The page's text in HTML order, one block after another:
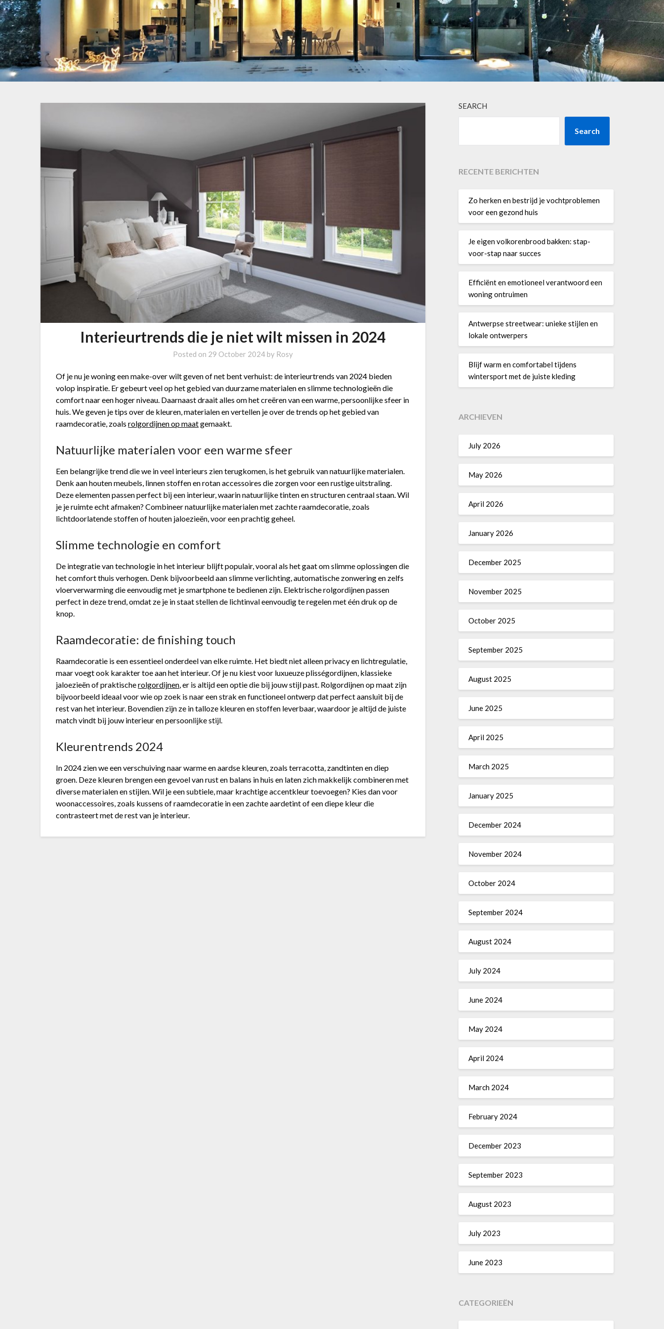
Interieurtrends die je niet wilt missen in 2024
Posted on 29 October 2024by Rosy
Of je nu je woning een make-over wilt geven of net bent verhuist: de interieurtrends van 2024 bieden
volop inspiratie. Er gebeurt veel op het gebied van duurzame materialen en slimme technologieën die
comfort naar een hoger niveau. Daarnaast draait alles om het creëren van een warme, persoonlijke sfeer in
huis. We geven je tips over de kleuren, materialen en vertellen je over de trends op het gebied van
raamdecoratie, zoalsrolgordijnen op maatgemaakt.
Natuurlijke materialen voor een warme sfeer
Een belangrijke trend die we in veel interieurs zien terugkomen, is het gebruik van natuurlijke materialen.
Denk aan houten meubels, linnen stoffen en rotan accessoires die zorgen voor een rustige uitstraling.
Deze elementen passen perfect bij een interieur, waarin natuurlijke tinten en structuren centraal staan. Wil
je je ruimte echt afmaken? Combineer natuurlijke materialen met zachte raamdecoratie, zoals
lichtdoorlatende stoffen of houten jaloezieën, voor een prachtig geheel.
Slimme technologie en comfort
De integratie van technologie in het interieur blijft populair, vooral als het gaat om slimme oplossingen die
het comfort thuis verhogen. Denk bijvoorbeeld aan slimme verlichting, automatische zonwering en zelfs
vloerverwarming die eenvoudig met je smartphone te bedienen zijn. Elektrische rolgordijnen passen
perfect in deze trend, omdat ze je in staat stellen de lichtinval eenvoudig te regelen met één druk op de
knop.
Raamdecoratie: de finishing touch
Raamdecoratie is een essentieel onderdeel van elke ruimte. Het biedt niet alleen privacy en lichtregulatie,
maar voegt ook karakter toe aan het interieur. Of je nu kiest voor luxueuze plisségordijnen, klassieke
jaloezieën of praktischerolgordijnen , er is altijd een optie die bij jouw stijl past. Rolgordijnen op maat zijn
bijvoorbeeld ideaal voor wie op zoek is naar een strak en functioneel ontwerp dat perfect aansluit bij de
rest van het interieur. Bovendien zijn ze in talloze kleuren en stoffen leverbaar, waardoor je altijd de juiste
match vindt bij jouw interieur en persoonlijke stijl.
Kleurentrends 2024
In 2024 zien we een verschuiving naar warme en aardse kleuren, zoals terracotta, zandtinten en diep
groen. Deze kleuren brengen een gevoel van rust en balans in huis en laten zich makkelijk combineren met
diverse materialen en stijlen. Wil je een subtiele, maar krachtige accentkleur toevoegen? Kies dan voor
woonaccessoires, zoals kussens of raamdecoratie in een zachte aardetint of een diepe kleur die
contrasteert met de rest van je interieur.
SEARCH
Search
RECENTE BERICHTEN
Zo herken en bestrijd je vochtproblemen
voor een gezond huis
Je eigen volkorenbrood bakken: stap-
voor-stap naar succes
Efficiënt en emotioneel verantwoord een
woning ontruimen
Antwerpse streetwear: unieke stijlen en
lokale ontwerpers
Blijf warm en comfortabel tijdens
wintersport met de juiste kleding
ARCHIEVEN
July 2026
May 2026
April 2026
January 2026
December 2025
November 2025
October 2025
September 2025
August 2025
June 2025
April 2025
March 2025
January 2025
December 2024
November 2024
October 2024
September 2024
August 2024
July 2024
June 2024
May 2024
April 2024
March 2024
February 2024
December 2023
September 2023
August 2023
July 2023
June 2023
CATEGORIEËN